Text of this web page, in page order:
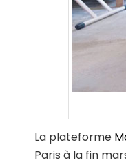
La plateforme
Paris à la fin